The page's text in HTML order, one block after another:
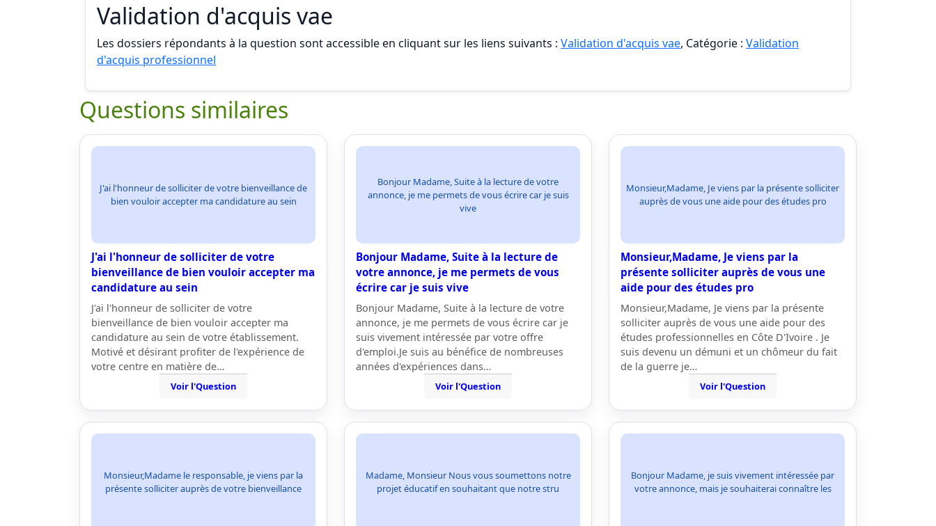
Validation d'acquis vae
Les dossiers répondants à la question sont accessible en cliquant sur les liens suivants : Validation d'acquis vae, Catégorie : Validation
d'acquis professionnel
Questions similaires
J'ai l'honneur de solliciter de votre bienveillance de
bien vouloir accepter ma candidature au sein
J'ai l'honneur de solliciter de votre
bienveillance de bien vouloir accepter ma
candidature au sein
J'ai l'honneur de solliciter de votre
bienveillance de bien vouloir accepter ma
candidature au sein de votre établissement.
Motivé et désirant profiter de l'expérience de
votre centre en matière de…
Voir l'Question
Bonjour Madame, Suite à la lecture de votre
annonce, je me permets de vous écrire car je suis
vive
Bonjour Madame, Suite à la lecture de
votre annonce, je me permets de vous
écrire car je suis vive
Bonjour Madame, Suite à la lecture de votre
annonce, je me permets de vous écrire car je
suis vivement intéressée par votre offre
d'emploi.Je suis au bénéfice de nombreuses
années d'expériences dans…
Voir l'Question
Monsieur,Madame, Je viens par la présente solliciter
auprès de vous une aide pour des études pro
Monsieur,Madame, Je viens par la
présente solliciter auprès de vous une
aide pour des études pro
Monsieur,Madame, Je viens par la présente
solliciter auprès de vous une aide pour des
études professionnelles en Côte D'Ivoire . Je
suis devenu un démuni et un chômeur du fait
de la guerre je…
Voir l'Question
Monsieur,Madame le responsable, je viens par la
présente solliciter auprès de votre bienveillance
Madame, Monsieur Nous vous soumettons notre
projet éducatif en souhaitant que notre stru
Bonjour Madame, je suis vivement intéressée par
votre annonce, mais je souhaiterai connaître les